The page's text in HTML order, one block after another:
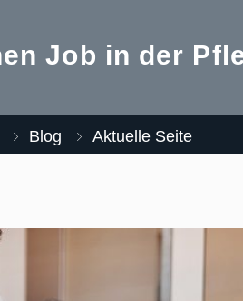
Job in der
Blog Aktuelle Seite